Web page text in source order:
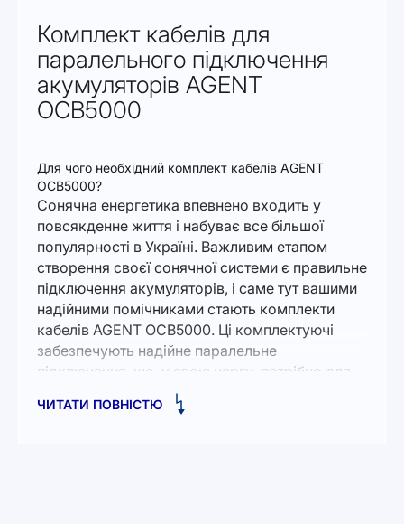
Комплект кабелів для
паралельного підключення
акумуляторів AGENT
OCB5000
Для чого необхідний комплект кабелів AGENT
OCB5000?
Сонячна енергетика впевнено входить у
повсякденне життя і набуває все більшої
популярності в Україні. Важливим етапом
створення своєї сонячної системи є правильне
підключення акумуляторів, і саме тут вашими
надійними помічниками стають комплекти
кабелів AGENT OCB5000. Ці комплектуючі
забезпечують надійне паралельне
підключення, що, у свою чергу, потрібно для
оптимізації роботи всієї системи.
ЧИТАТИ ПОВНІСТЮ